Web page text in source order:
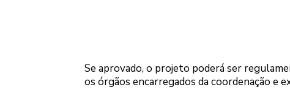
Se aprovado, o projeto poderá ser
os órgãos encarregados da coordenação e